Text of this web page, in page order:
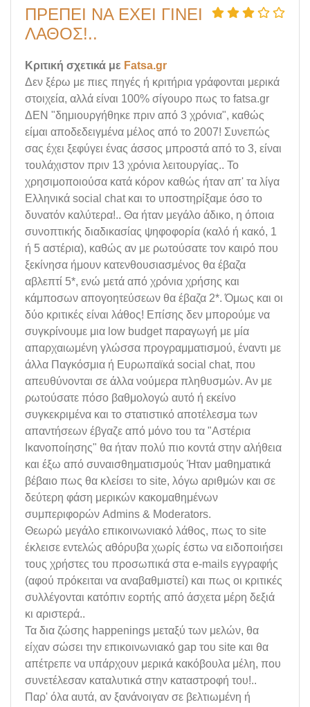
ΠΡΕΠΕΙ ΝΑ ΕΧΕΙ ΓΙΝΕΙ
ΛΑΘΟΣ!..
Κριτική σχετικά με Fatsa.gr
Δεν ξέρω με πιες πηγές ή κριτήρια γράφονται μερικά
στοιχεία, αλλά είναι 100% σίγουρο πως το fatsa.gr
ΔΕΝ "δημιουργήθηκε πριν από 3 χρόνια", καθώς
είμαι αποδεδειγμένα μέλος από το 2007! Συνεπώς
σας έχει ξεφύγει ένας άσσος μπροστά από το 3, είναι
τουλάχιστον πριν 13 χρόνια λειτουργίας.. Το
χρησιμοποιούσα κατά κόρον καθώς ήταν απ' τα λίγα
Ελληνικά social chat και το υποστηρίξαμε όσο το
δυνατόν καλύτερα!.. Θα ήταν μεγάλο άδικο, η όποια
συνοπτικής διαδικασίας ψηφοφορία (καλό ή κακό, 1
ή 5 αστέρια), καθώς αν με ρωτούσατε τον καιρό που
ξεκίνησα ήμουν κατενθουσιασμένος θα έβαζα
αβλεπτί 5*, ενώ μετά από χρόνια χρήσης και
κάμποσων απογοητεύσεων θα έβαζα 2*. Όμως και οι
δύο κριτικές είναι λάθος! Επίσης δεν μπορούμε να
συγκρίνουμε μια low budget παραγωγή με μία
απαρχαιωμένη γλώσσα προγραμματισμού, έναντι με
άλλα Παγκόσμια ή Ευρωπαϊκά social chat, που
απευθύνονται σε άλλα νούμερα πληθυσμών. Αν με
ρωτούσατε πόσο βαθμολογώ αυτό ή εκείνο
συγκεκριμένα και το στατιστικό αποτέλεσμα των
απαντήσεων έβγαζε από μόνο του τα "Αστέρια
Ικανοποίησης" θα ήταν πολύ πιο κοντά στην αλήθεια
και έξω από συναισθηματισμούς Ήταν μαθηματικά
βέβαιο πως θα κλείσει το site, λόγω αριθμών και σε
δεύτερη φάση μερικών κακομαθημένων
συμπεριφορών Admins & Moderators.
Θεωρώ μεγάλο επικοινωνιακό λάθος, πως το site
έκλεισε εντελώς αθόρυβα χωρίς έστω να ειδοποιήσει
τους χρήστες του προσωπικά στα e-mails εγγραφής
(αφού πρόκειται να αναβαθμιστεί) και πως οι κριτικές
συλλέγονται κατόπιν εορτής από άσχετα μέρη δεξιά
κι αριστερά..
Τα δια ζώσης happenings μεταξύ των μελών, θα
είχαν σώσει την επικοινωνιακό gap του site και θα
απέτρεπε να υπάρχουν μερικά κακόβουλα μέλη, που
συνετέλεσαν καταλυτικά στην καταστροφή του!..
Παρ' όλα αυτά, αν ξανάνοιγαν σε βελτιωμένη ή